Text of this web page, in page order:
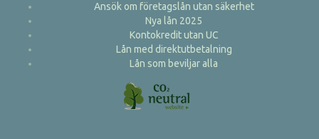
Ansök om företagslån utan säkerhet
Nya lån 2025
Kontokredit utan UC
Lån med direktutbetalning
Lån som beviljar alla